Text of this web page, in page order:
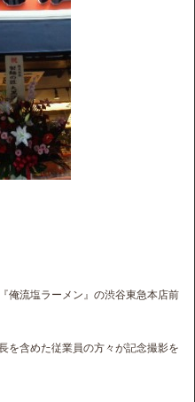
俺流塩ラーメン』の渋谷東急本店前
を含めた従業員の方々が記念撮影を